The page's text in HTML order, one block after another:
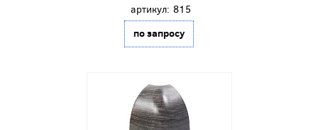
артикул: 815
по запросу